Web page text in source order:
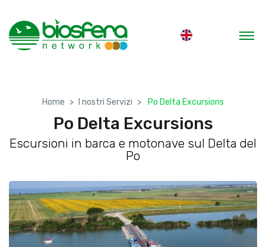
Home I nostri Servizi Po Delta Excursions
Po Delta Excursions
Escursioni in barca e motonave sul Delta del
Po